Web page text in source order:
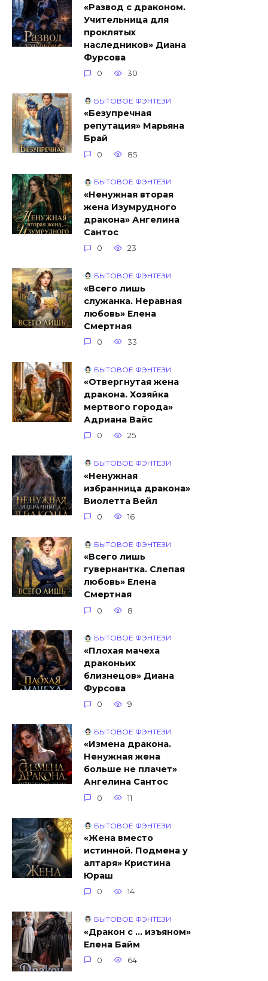
«Развод с драконом.
Учительница для
проклятых
наследников» Диана
Фурсова
0 30
БЫТОВОЕ ФЭНТЕЗИ
«Безупречная
репутация» Марьяна
Брай
0 85
БЫТОВОЕ ФЭНТЕЗИ
«Ненужная вторая
жена Изумрудного
дракона» Ангелина
Сантос
0 23
БЫТОВОЕ ФЭНТЕЗИ
«Всего лишь
служанка. Неравная
любовь» Елена
Смертная
0 33
БЫТОВОЕ ФЭНТЕЗИ
«Отвергнутая жена
дракона. Хозяйка
мертвого города»
Адриана Вайс
0 25
БЫТОВОЕ ФЭНТЕЗИ
«Ненужная
избранница дракона»
Виолетта Вейл
0 16
БЫТОВОЕ ФЭНТЕЗИ
«Всего лишь
гувернантка. Слепая
любовь» Елена
Смертная
0 8
БЫТОВОЕ ФЭНТЕЗИ
«Плохая мачеха
драконьих
близнецов» Диана
Фурсова
0 9
БЫТОВОЕ ФЭНТЕЗИ
«Измена дракона.
Ненужная жена
больше не плачет»
Ангелина Сантос
0 11
БЫТОВОЕ ФЭНТЕЗИ
«Жена вместо
истинной. Подмена у
алтаря» Кристина
Юраш
0 14
БЫТОВОЕ ФЭНТЕЗИ
«Дракон с … изъяном»
Елена Байм
0 64